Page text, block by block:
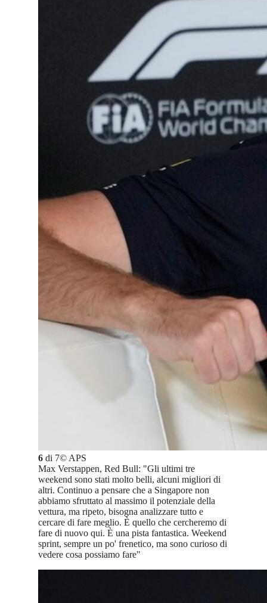
6 di 7© APS
Max Verstappen, Red Bull: "Gli ultimi tre
weekend sono stati molto belli, alcuni migliori di
altri. Continuo a pensare che a Singapore non
abbiamo sfruttato al massimo il potenziale della
vettura, ma ripeto, bisogna analizzare tutto e
cercare di fare meglio. È quello che cercheremo di
fare di nuovo qui. È una pista fantastica. Weekend
sprint, sempre un po' frenetico, ma sono curioso di
vedere cosa possiamo fare"